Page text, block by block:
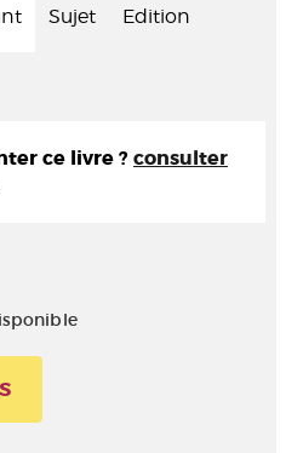
Sujet Edition
ce livre ? consulter